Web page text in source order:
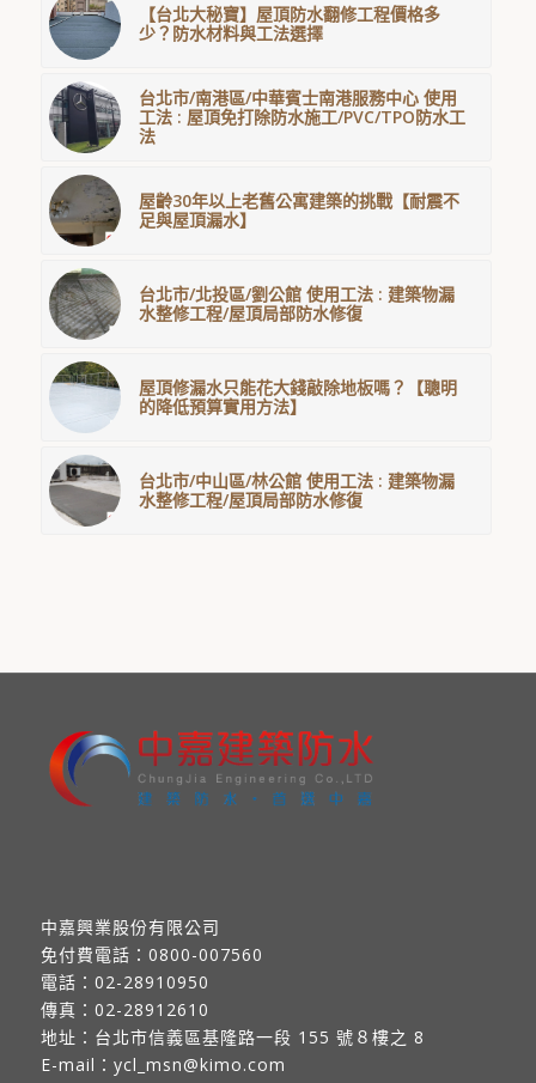
【台北大秘寶】屋頂防水翻修工程價格多
少？防水材料與工法選擇
台北市/南港區/中華賓士南港服務中心 使用
工法 : 屋頂免打除防水施工/PVC/TPO防水工
法
屋齡30年以上老舊公寓建築的挑戰【耐震不
足與屋頂漏水】
台北市/北投區/劉公館 使用工法 : 建築物漏
水整修工程/屋頂局部防水修復
屋頂修漏水只能花大錢敲除地板嗎？【聰明
的降低預算實用方法】
台北市/中山區/林公館 使用工法 : 建築物漏
水整修工程/屋頂局部防水修復
中嘉興業股份有限公司
免付費電話： 0800-007560
電話： 02-28910950
傳真： 02-28912610
地址： 台北市信義區基隆路一段 155 號８樓之 8
E-mail： ycl_msn@kimo.com